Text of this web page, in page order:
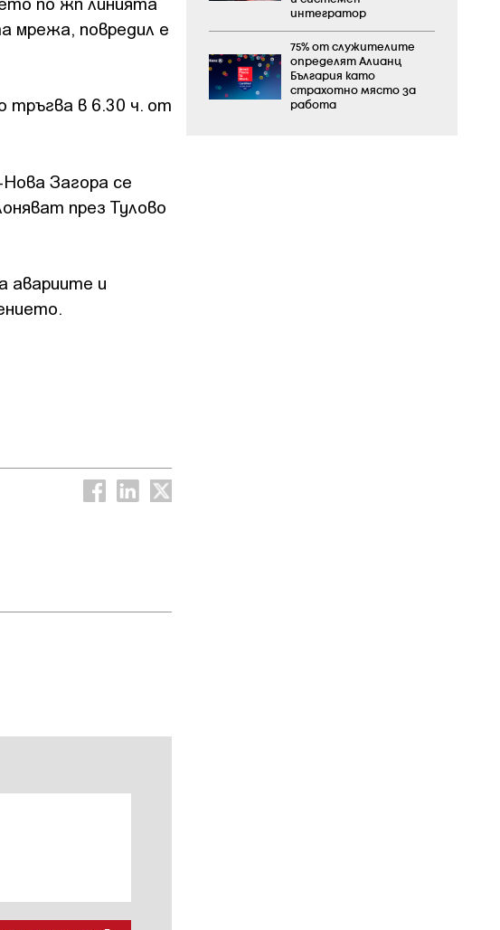
мрежа, повредил е
тръгва в 6.30 ч. от
Загора се
през Тулово
авариите и
интегратор
75% от служителите
определят Алианц
България като
страхотно място за
работа